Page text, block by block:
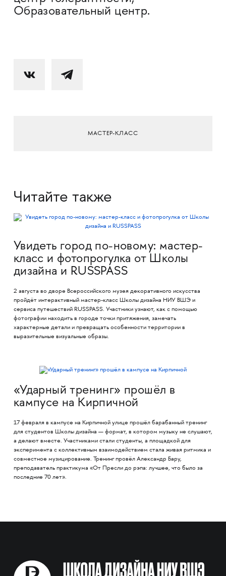
Образовательный центр.
МАСТЕР-КЛАСС
Читайте также
Увидеть город по-новому: мастер-
класс и фотопрогулка от Школы
дизайна и RUSSPASS
2 августа во дворе Всероссийского музея декоративного искусства
пройдёт интерактивный мастер-класс Школы дизайна НИУ ВШЭ и
сервиса путешествий RUSSPASS. Участники узнают, как с помощью
фотографии находить в городе точки притяжения, замечать
характерные детали и превращать особенности территории в
выразительные визуальные образы.
«Ударный тренинг» прошёл в
кампусе на Кирпичной
17 февраля в кампусе на Кирпичной улице прошёл барабанный тренинг
для студентов Школы дизайна — формат, в котором музыку не слушают,
а делают вместе. Участниками стали студенты, а площадкой для
эксперимента с коллективным взаимодействием стала живая ритмика и
совместное музицирование. Тренинг провёл Александр Бару,
преподаватель практикума «От Пресли до рэпа: лучшее, что было за
последние 70 лет».